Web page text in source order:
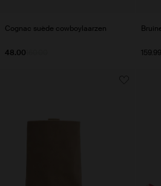
Cognac suède cowboylaarzen
48.00 159.99